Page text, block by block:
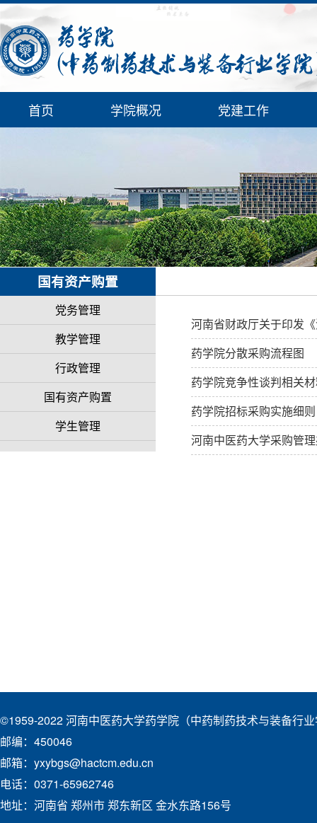
首页 学院概况 党建工作
国有资产购置
党务管理
教学管理
行政管理
国有资产购置
学生管理
河南省财政厅关于印发
药学院分散采购流程图
药学院竞争性谈判相关
药学院招标采购实施细则
河南中医药大学采购管
©1959-2022 河南中医药大学药学院（中药制药技术与装备行
邮编：450046
邮箱：yxybgs@hactcm.edu.cn
电话：0371-65962746
地址：河南省 郑州市 郑东新区 金水东路156号